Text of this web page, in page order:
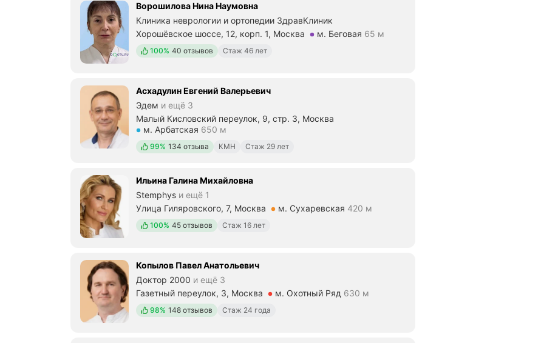
Ворошилова Нина Наумовна
Клиника неврологии и ортопедии ЗдравКлиник
Хорошёвское шоссе, 12, корп. 1, Москва
Метро м. Беговая Расстояние 65 м
м. Беговая 65 м
Положительных отзывов
100% 40 отзывов Стаж 46 лет
Асхадулин Евгений Валерьевич
Эдем и ещё 3
Малый Кисловский переулок, 9, стр. 3, Москва
Метро м. Арбатская Расстояние 650 м
м. Арбатская 650 м
Положительных отзывов
99% 134 отзыва КМН Стаж 29 лет
Ильина Галина Михайловна
Stemphys и ещё 1
Улица Гиляровского, 7, Москва
Метро м. Сухаревская Расстояние 420 м
м. Сухаревская 420 м
Положительных отзывов
100% 45 отзывов Стаж 16 лет
Копылов Павел Анатольевич
Доктор 2000 и ещё 3
Газетный переулок, 3, Москва
Метро м. Охотный Ряд Расстояние 630 м
м. Охотный Ряд 630 м
Положительных отзывов
98% 148 отзывов Стаж 24 года